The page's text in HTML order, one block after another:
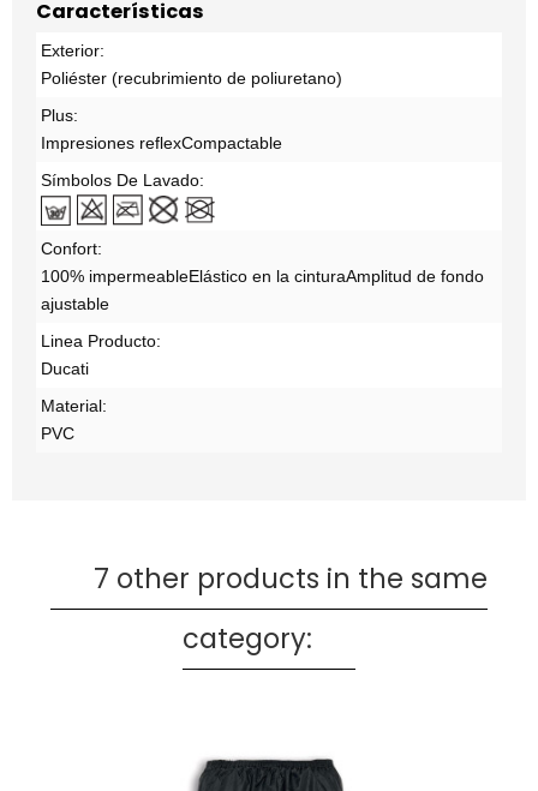
Características
Exterior:
Poliéster (recubrimiento de poliuretano)
Plus:
Impresiones reflexCompactable
Símbolos De Lavado:
Confort:
100% impermeableElástico en la cinturaAmplitud de fondo
ajustable
Linea Producto:
Ducati
Material:
PVC
7 other products in the same
category: